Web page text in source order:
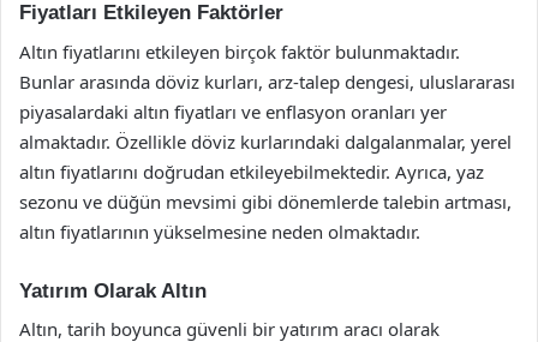
Fiyatları Etkileyen Faktörler
Altın fiyatlarını etkileyen birçok faktör bulunmaktadır.
Bunlar arasında döviz kurları, arz-talep dengesi, uluslararası
piyasalardaki altın fiyatları ve enflasyon oranları yer
almaktadır. Özellikle döviz kurlarındaki dalgalanmalar, yerel
altın fiyatlarını doğrudan etkileyebilmektedir. Ayrıca, yaz
sezonu ve düğün mevsimi gibi dönemlerde talebin artması,
altın fiyatlarının yükselmesine neden olmaktadır.
Yatırım Olarak Altın
Altın, tarih boyunca güvenli bir yatırım aracı olarak